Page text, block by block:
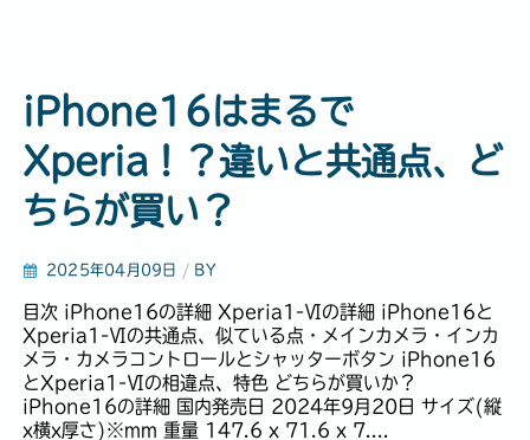
iPhone16はまるで
Xperia！？違いと共通点、ど
ちらが買い？
2025年04月09日 / BY
目次 iPhone16の詳細 Xperia1-Ⅵの詳細 iPhone16と
Xperia1-Ⅵの共通点、似ている点・メインカメラ・インカ
メラ・カメラコントロールとシャッターボタン iPhone16
とXperia1-Ⅵの相違点、特色 どちらが買いか？
iPhone16の詳細 国内発売日 2024年9月20日 サイズ(縦
x横x厚さ)※mm 重量 147.6 x 71.6 x 7....